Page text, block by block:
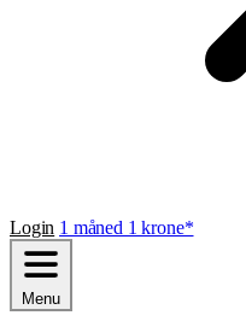
Login 1 måned 1 krone*
Menu